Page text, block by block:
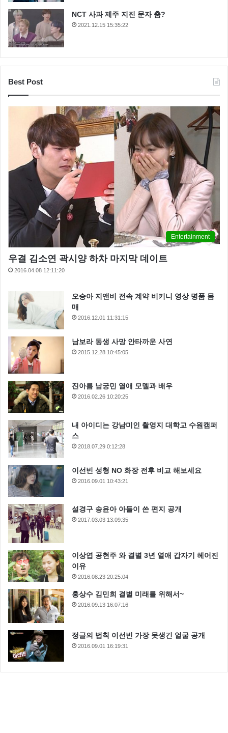
NCT 사과 제주 지진 문자 춤?
2021.12.15 15:35:22
Best Post
Entertainment
우결 김소연 곽시양 하차 마지막 데이트
2016.04.08 12:11:20
오승아 지앤비 전속 계약 비키니 영상 명품 몸
매
2016.12.01 11:31:15
남보라 동생 사망 안타까운 사연
2015.12.28 10:45:05
진아름 남궁민 열애 모델과 배우
2016.02.26 10:20:25
내 아이디는 강남미인 촬영지 대학교 수원캠퍼
스
2018.07.29 0:12:28
이선빈 성형 NO 화장 전후 비교 해보세요
2016.09.01 10:43:21
설경구 송윤아 아들이 쓴 편지 공개
2017.03.03 13:09:35
이상엽 공현주 와 결별 3년 열애 갑자기 헤어진
이유
2016.08.23 20:25:04
홍상수 김민희 결별 미래를 위해서~
2016.09.13 16:07:16
정글의 법칙 이선빈 가장 못생긴 얼굴 공개
2016.09.01 16:19:31